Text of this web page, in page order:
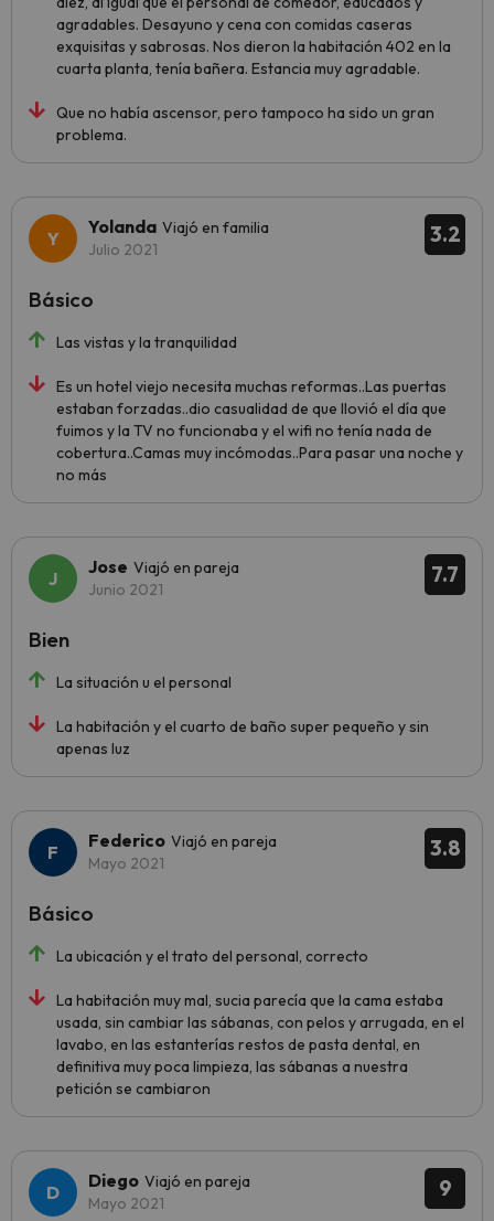
agradables. Desayuno y cena con comidas caseras
exquisitas y sabrosas. Nos dieron la habitación 402 en la
cuarta planta, tenía bañera. Estancia muy agradable.
Que no había ascensor, pero tampoco ha sido un gran
problema.
3.2
Yolanda Viajó en familia
Julio 2021
Las vistas y la tranquilidad
Es un hotel viejo necesita muchas reformas..Las puertas
estaban forzadas..dio casualidad de que llovió el día que
fuimos y la TV no funcionaba y el wifi no tenía nada de
cobertura..Camas muy incómodas..Para pasar una noche y
no más
Básico
7.7
Jose Viajó en pareja
Junio 2021
La situación u el personal
La habitación y el cuarto de baño super pequeño y sin
apenas luz
Bien
3.8
Federico Viajó en pareja
Mayo 2021
La ubicación y el trato del personal, correcto
La habitación muy mal, sucia parecía que la cama estaba
usada, sin cambiar las sábanas, con pelos y arrugada, en el
lavabo, en las estanterías restos de pasta dental, en
definitiva muy poca limpieza, las sábanas a nuestra
petición se cambiaron
Básico
9
Diego Viajó en pareja
Mayo 2021